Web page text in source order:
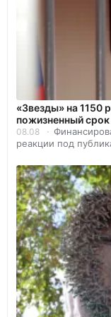
«Звезды» на 1150
пожизненный
08.08
реакции под